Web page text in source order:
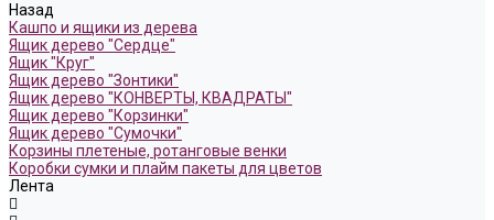
Назад
Кашпо и ящики из дерева
Ящик дерево "Сердце"
Ящик "Круг"
Ящик дерево "Зонтики"
Ящик дерево "КОНВЕРТЫ, КВАДРАТЫ"
Ящик дерево "Корзинки"
Ящик дерево "Сумочки"
Корзины плетеные, ротанговые венки
Коробки сумки и плайм пакеты для цветов
Лента